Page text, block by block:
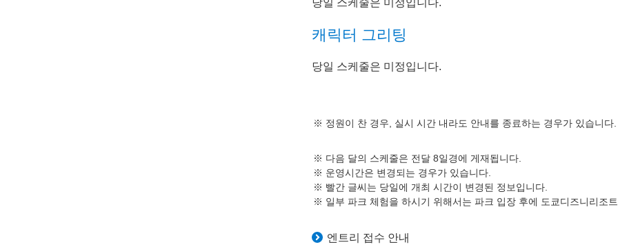
당일 스케줄은 미정입니다.
캐릭터 그리팅
당일 스케줄은 미정입니다.
정원이 찬 경우, 실시 시간 내라도 안내를 종료하는 경우가 있습니다.
다음 달의 스케줄은 전달 8일경에 게재됩니다.
운영시간은 변경되는 경우가 있습니다.
빨간 글씨는 당일에 개최 시간이 변경된 정보입니다.
일부 파크 체험을 하시기 위해서는 파크 입장 후에 도쿄디즈니리조
엔트리 접수 안내